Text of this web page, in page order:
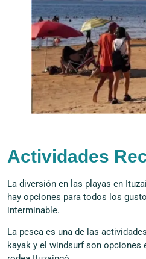
Actividades
La diversión en las playas en
hay opciones para todos los
interminable.
La pesca es una de las
kayak y el windsurf son opciones